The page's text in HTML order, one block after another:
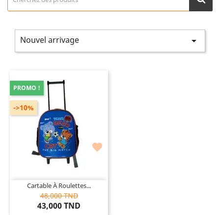
Nouvel arrivage 

Cartable À Roulettes...
48,000 TND
43,000 TND
->10%
PROMO !